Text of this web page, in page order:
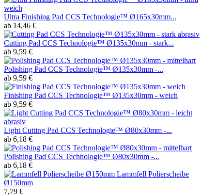
Ultra Finishing Pad CCS Technologie™ Ø165x30mm...
ab 14,46 €
Cutting Pad CCS Technologie™ Ø135x30mm - stark...
ab 9,59 €
Polishing Pad CCS Technologie™ Ø135x30mm -...
ab 9,59 €
Finishing Pad CCS Technologie™ Ø135x30mm - weich
ab 9,59 €
Light Cutting Pad CCS Technologie™ Ø80x30mm -...
ab 6,18 €
Polishing Pad CCS Technologie™ Ø80x30mm -...
ab 6,18 €
Lammfell Polierscheibe
Ø150mm
7,79 €